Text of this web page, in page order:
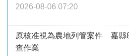
2026-08-06 07:20
原核准視為農地列管案件 嘉縣
查作業